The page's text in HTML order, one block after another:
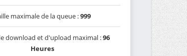
maximale de la queue :999
download et d'upload maximal :96
Heures